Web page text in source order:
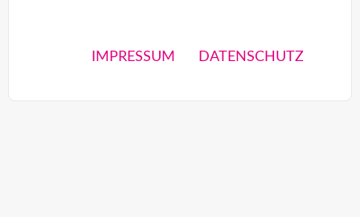
IMPRESSUM DATENSCHUTZ